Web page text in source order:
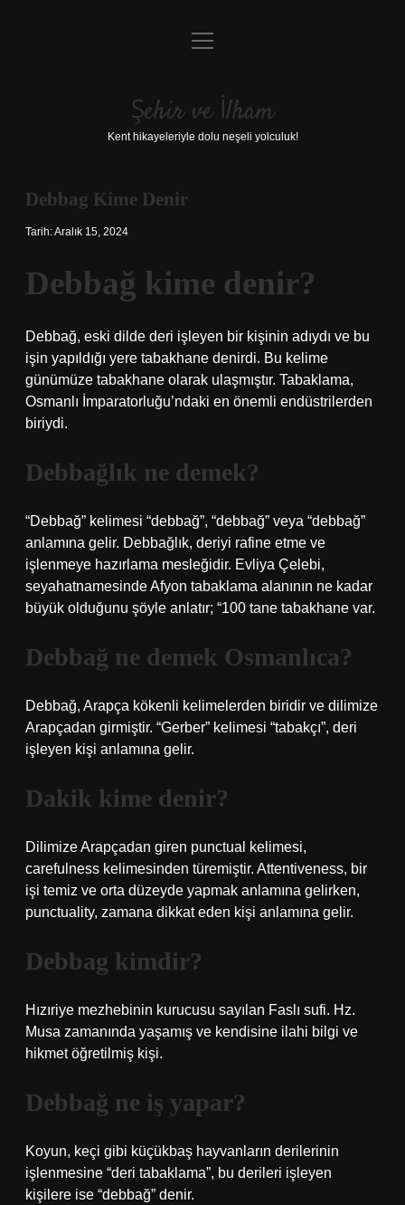
Anasayfa
Yasal Uyarı
menüyü
Şehir ve İlham
Kent hikayeleriyle dolu neşeli yolculuk!
Debbag Kime Denir
Tarih: Aralık 15, 2024
Debbağ kime denir?
Debbağ, eski dilde deri işleyen bir kişinin adıydı ve bu
işin yapıldığı yere tabakhane denirdi. Bu kelime
günümüze tabakhane olarak ulaşmıştır. Tabaklama,
Osmanlı İmparatorluğu’ndaki en önemli endüstrilerden
biriydi.
Debbağlık ne demek?
“Debbağ” kelimesi “debbağ”, “debbağ” veya “debbağ”
anlamına gelir. Debbağlık, deriyi rafine etme ve
işlenmeye hazırlama mesleğidir. Evliya Çelebi,
seyahatnamesinde Afyon tabaklama alanının ne kadar
büyük olduğunu şöyle anlatır; “100 tane tabakhane var.
Debbağ ne demek Osmanlıca?
Debbağ, Arapça kökenli kelimelerden biridir ve dilimize
Arapçadan girmiştir. “Gerber” kelimesi “tabakçı”, deri
işleyen kişi anlamına gelir.
Dakik kime denir?
Dilimize Arapçadan giren punctual kelimesi,
carefulness kelimesinden türemiştir. Attentiveness, bir
işi temiz ve orta düzeyde yapmak anlamına gelirken,
punctuality, zamana dikkat eden kişi anlamına gelir.
Debbag kimdir?
Hızıriye mezhebinin kurucusu sayılan Faslı sufi. Hz.
Musa zamanında yaşamış ve kendisine ilahi bilgi ve
hikmet öğretilmiş kişi.
Debbağ ne iş yapar?
Koyun, keçi gibi küçükbaş hayvanların derilerinin
işlenmesine “deri tabaklama”, bu derileri işleyen
kişilere ise “debbağ” denir.